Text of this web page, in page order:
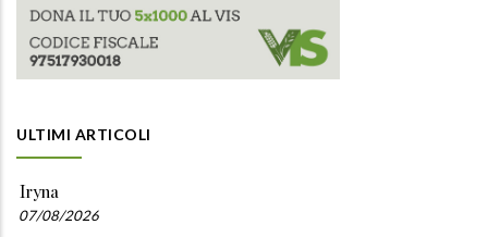
ULTIMI ARTICOLI
Iryna
07/08/2026